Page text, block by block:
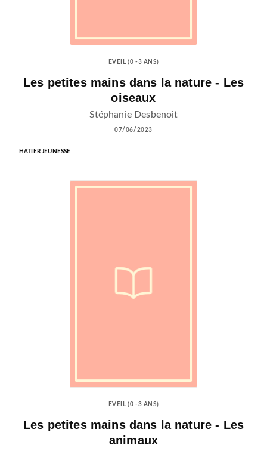
EVEIL (0 -3 ANS)
Les petites mains dans la nature - Les
oiseaux
Stéphanie Desbenoit
07/06/2023
HATIER JEUNESSE
EVEIL (0 -3 ANS)
Les petites mains dans la nature - Les
animaux